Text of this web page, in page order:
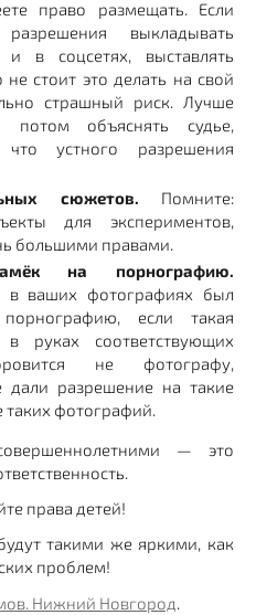
право размещать. Если
выкладывать
в соцсетях, выставлять
стоит это делать на свой
страшный риск. Лучше
потом объяснять судье,
устного разрешения
сюжетов. Помните:
для экспериментов,
большими правами.
на порнографию.
в ваших фотографиях был
если такая
руках соответствующих
не фотографу,
дали разрешение на такие
фотографий.
— это
права детей!
такими же яркими, как
проблем!
Нижний Новгород